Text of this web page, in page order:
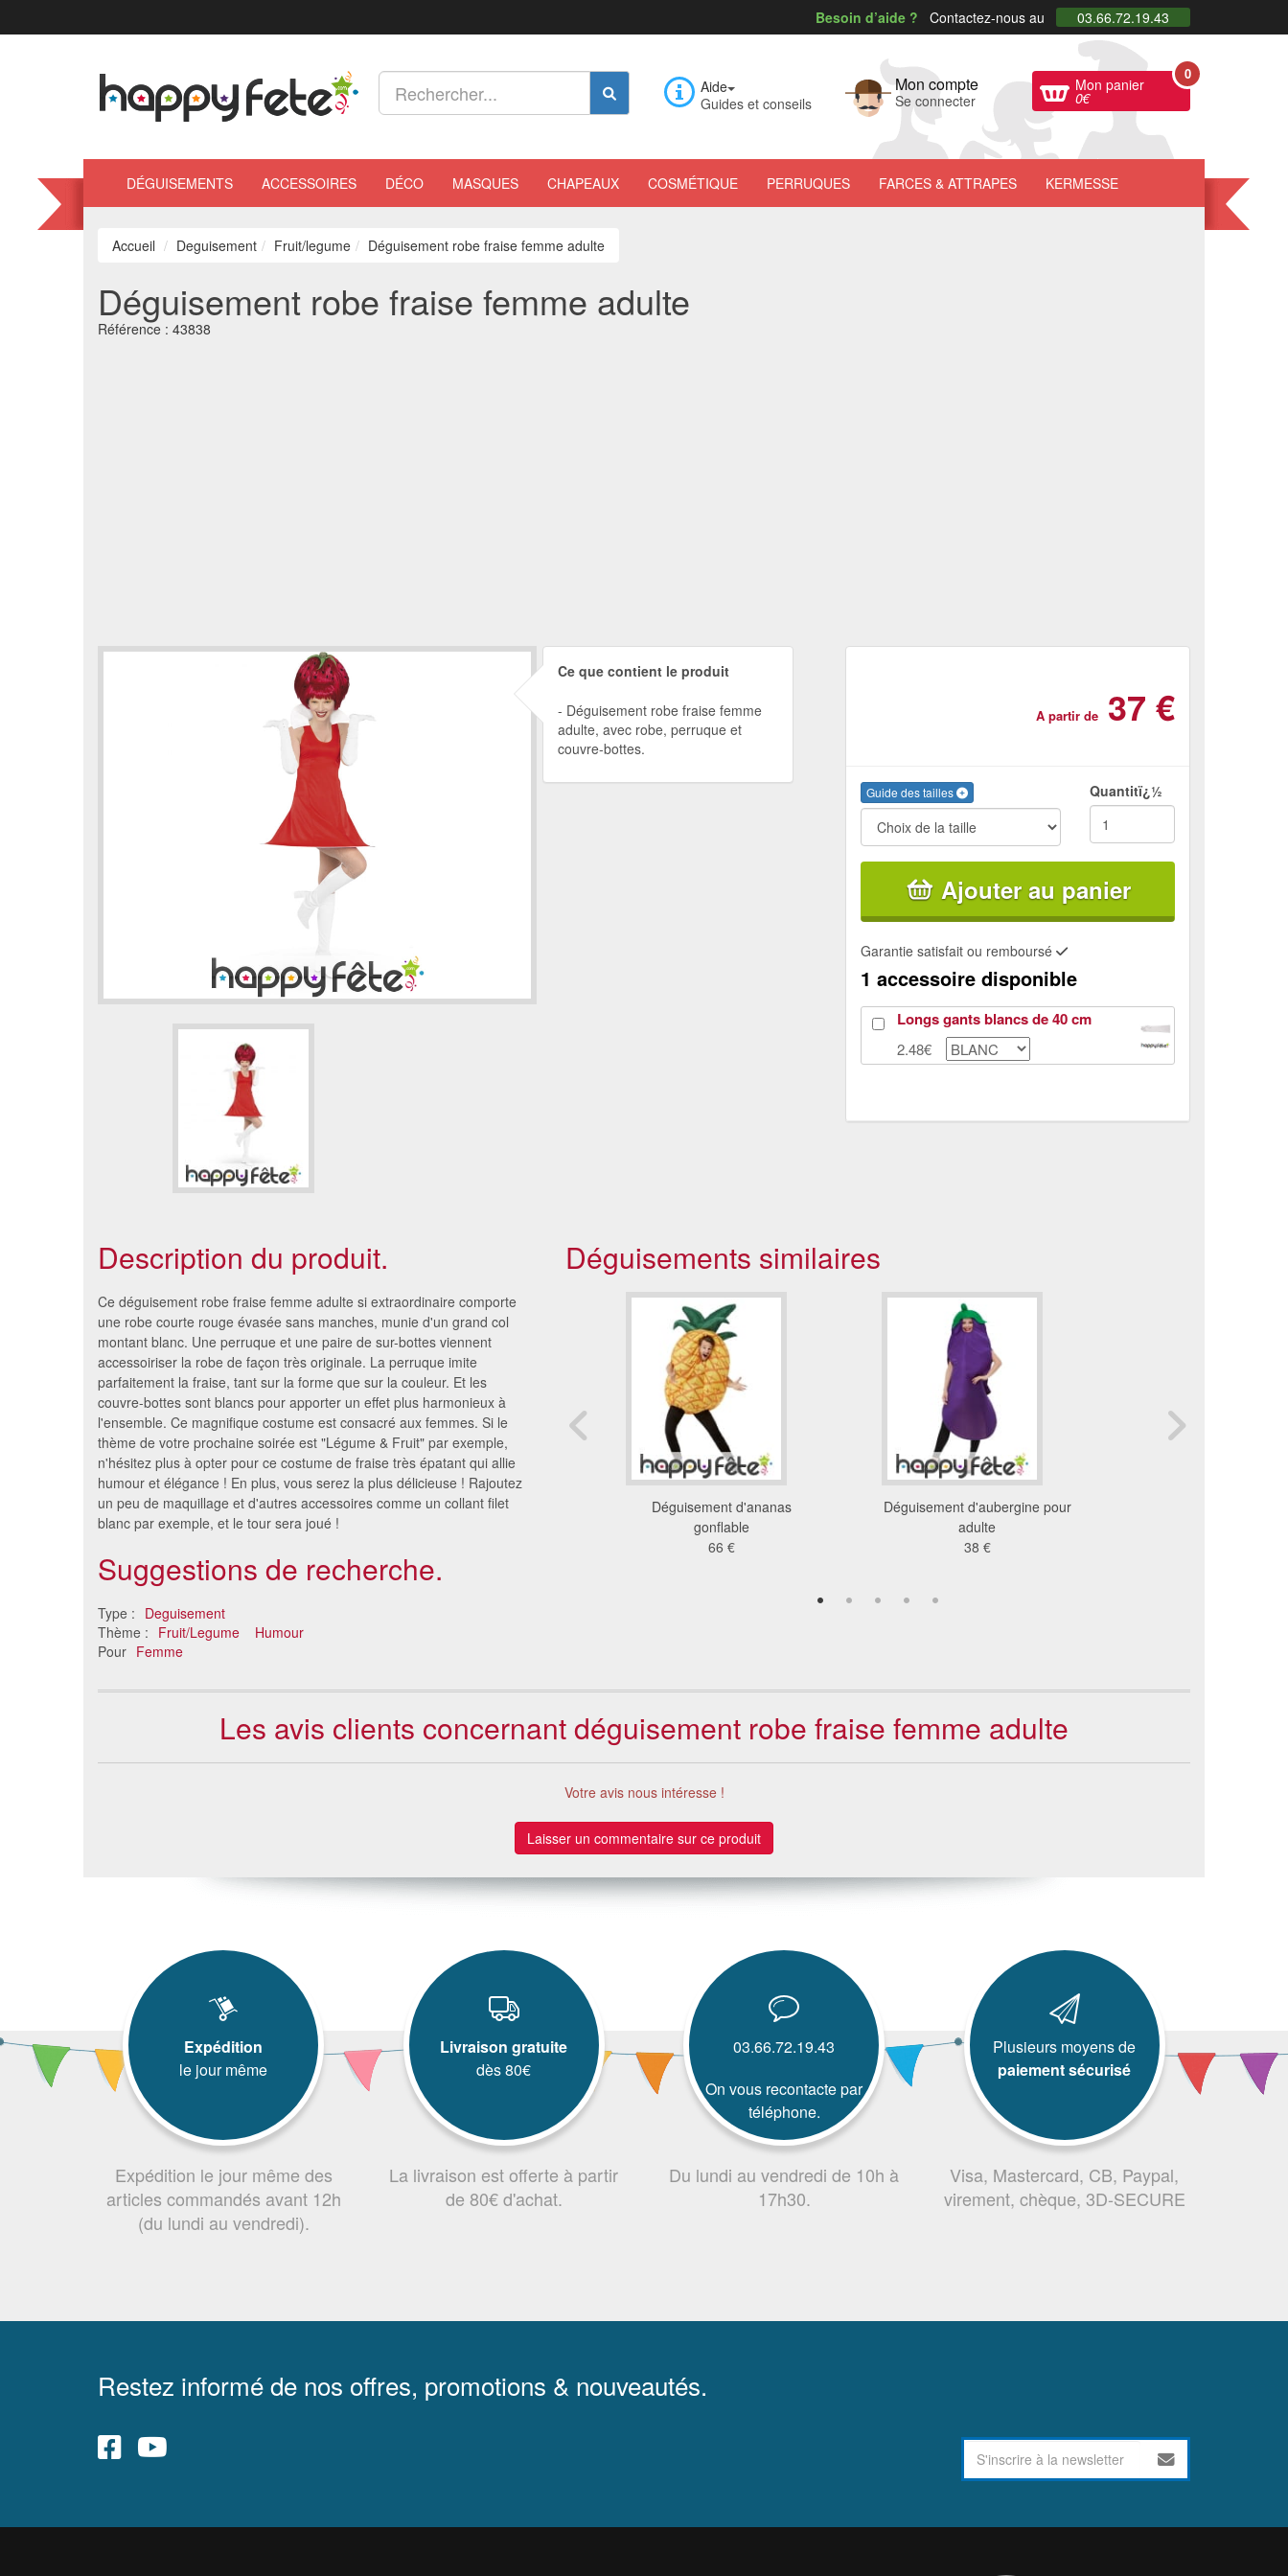
Besoin d’aide ? Contactez-nous au 03.66.72.19.43
Aide
Guides et conseils
Mon compte
Se connecter
Mon panier
0€
0
DÉGUISEMENTS ACCESSOIRES DÉCO MASQUES CHAPEAUX COSMÉTIQUE PERRUQUES FARCES & ATTRAPES KERMESSE
Accueil Deguisement Fruit/legume Déguisement robe fraise femme adulte
Déguisement robe fraise femme adulte
Référence : 43838
Ce que contient le produit
Déguisement robe fraise femme
adulte, avec robe, perruque et
couvre-bottes.
A partir de 37 €
Guide des tailles Quantitï¿½
Ajouter au panier
Garantie satisfait ou remboursé
1 accessoire disponible
Longs gants blancs de 40 cm
2.48€
Description du produit.
Ce déguisement robe fraise femme adulte si extraordinaire comporte
une robe courte rouge évasée sans manches, munie d'un grand col
montant blanc. Une perruque et une paire de sur-bottes viennent
accessoiriser la robe de façon très originale. La perruque imite
parfaitement la fraise, tant sur la forme que sur la couleur. Et les
couvre-bottes sont blancs pour apporter un effet plus harmonieux à
l'ensemble. Ce magnifique costume est consacré aux femmes. Si le
thème de votre prochaine soirée est "Légume & Fruit" par exemple,
n'hésitez plus à opter pour ce costume de fraise très épatant qui allie
humour et élégance ! En plus, vous serez la plus délicieuse ! Rajoutez
un peu de maquillage et d'autres accessoires comme un collant filet
blanc par exemple, et le tour sera joué !
Suggestions de recherche.
Type : Deguisement
Thème : Fruit/Legume
Humour
Pour Femme
Déguisements similaires
Costume de Carotte pour
adulte
Costume Carry Me à dos de
Déguisement d'ananas
gonflable
66 €
Déguisement d'aubergine pour
adulte
38 €
Les avis clients concernant déguisement robe fraise femme adulte
Votre avis nous intéresse !
Laisser un commentaire sur ce produit
Expédition
le jour même
Expédition le jour même des
articles commandés avant 12h
(du lundi au vendredi).
Livraison gratuite
dès 80€
La livraison est offerte à partir
de 80€ d'achat.
03.66.72.19.43
On vous recontacte par
téléphone.
Du lundi au vendredi de 10h à
17h30.
Plusieurs moyens de
paiement sécurisé
Visa, Mastercard, CB, Paypal,
virement, chèque, 3D-SECURE
Restez informé de nos offres, promotions & nouveautés.